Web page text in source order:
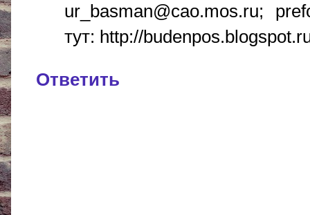
ur_basman@cao.mos.ru;
тут: http://
Ответить